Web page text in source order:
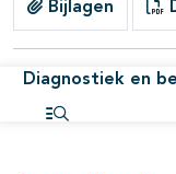
Bijlagen
Diagnostiek en